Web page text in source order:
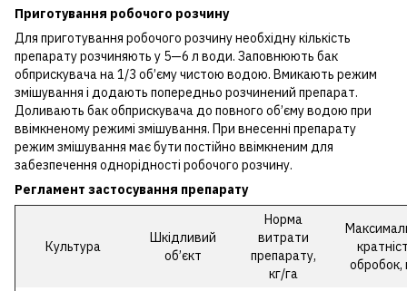
Приготування робочого розчину
Для приготування робочого розчину необхідну кількість
препарату розчиняють у 5—6 л води. Заповнюють бак
обприскувача на 1/3 об’єму чистою водою. Вмикають режим
змішування і додають попередньо розчинений препарат.
Доливають бак обприскувача до повного об’єму водою при
ввімкненому режимі змішування. При внесенні препарату
режим змішування має бути постійно ввімкненим для
забезпечення однорідності робочого розчину.
Регламент застосування препарату
Культура
Шкідливий
об’єкт
Норма
витрати
препарату,
кг/га
обробок,